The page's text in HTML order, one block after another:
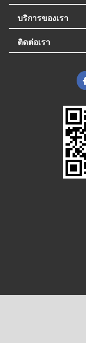
บริการของเรา
ติดต่อเรา